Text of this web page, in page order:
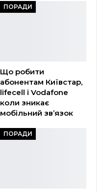
ПОРАДИ
Що робити
абонентам Київстар,
lifecell і Vodafone
коли зникає
мобільний зв’язок
ПОРАДИ